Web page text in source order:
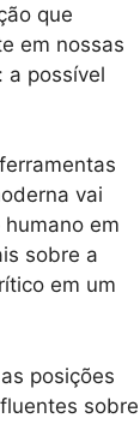
que
em nossas
a possível
vai
em
sobre a
em um
posições
sobre